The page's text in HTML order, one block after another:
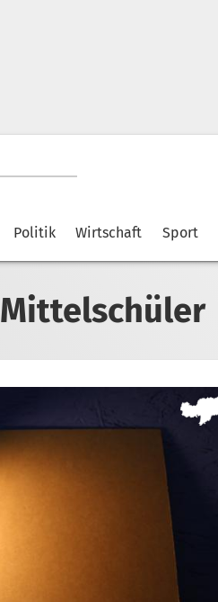
Politik Wirtschaft Sport
Mittelschüler